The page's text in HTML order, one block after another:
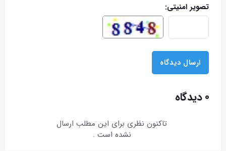
تصویر امنیتی:
۰ دیدگاه
تاکنون نظری برای این مطلب ارسال
نشده است .